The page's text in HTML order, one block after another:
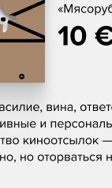
Кузнецов,